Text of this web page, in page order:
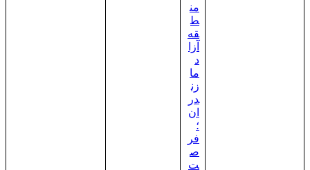
من
ط
قه
آزا
د
ما
زن
در
ان
؛
فر
ص
ت